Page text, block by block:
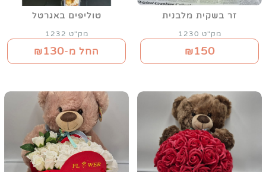
זר בשקית מלבנית
מק"ט 1230
₪150
טוליפים באגרטל
מק"ט 1232
החל מ-₪130